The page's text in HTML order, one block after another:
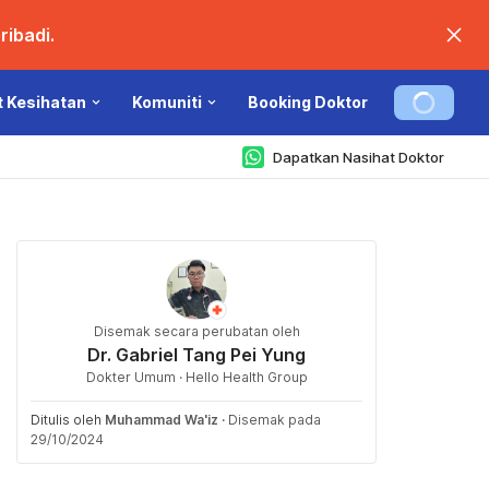
Kesihatan Komuniti Booking Doktor
Dapatkan Nasihat Doktor
Disemak secara perubatan oleh
Dr. Gabriel Tang Pei Yung
Dokter Umum · Hello Health Group
Ditulis oleh Muhammad Wa'iz · Disemak pada
29/10/2024